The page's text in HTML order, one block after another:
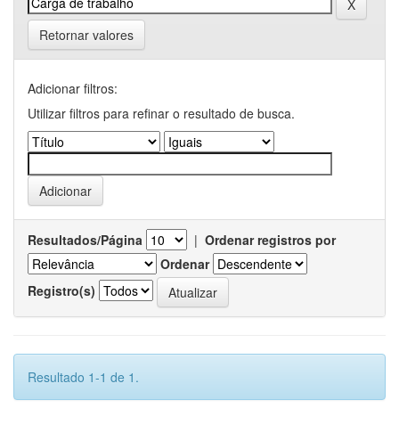
Retornar valores
Adicionar filtros:
Utilizar filtros para refinar o resultado de busca.
Resultados/Página | Ordenar registros por
Ordenar
Registro(s)
Resultado 1-1 de 1.